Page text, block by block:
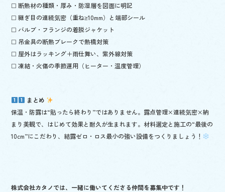
☐ 断熱材の種類・厚み・防湿層を図面に明記
☐ 継ぎ目の連続気密（重ね≥10mm）と端部シール
☐ バルブ・フランジの着脱ジャケット
☐ 吊金具の断熱ブレークで熱橋対策
☐ 屋外はラッキング＋雨仕舞い、紫外線対策
☐ 凍結・火傷の季節運用（ヒーター・温度管理）
まとめ
保温・防露は“貼ったら終わり”ではありません。露点管理×連続気密×納
まり美観で、はじめて効果と耐久が生まれます。材料選定と施工の“最後の
10cm”にこだわり、結露ゼロ・ロス最小の強い設備をつくりましょう！
株式会社カタノでは、一緒に働いてくださる仲間を募集中です！